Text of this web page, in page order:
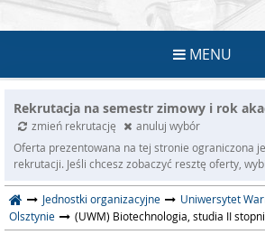
MENU
Rekrutacja na semestr zimowy i rok
zmień rekrutację
anuluj wybór
Oferta prezentowana na tej stronie ograniczona
rekrutacji. Jeśli chcesz zobaczyć resztę oferty,
Jednostki organizacyjne
Uniwersytet
Olsztynie
(UWM) Biotechnologia, studia II